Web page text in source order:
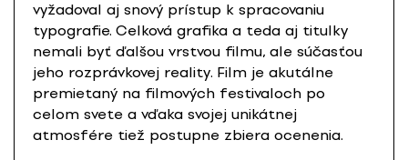
vyžadoval aj snový prístup k spracovaniu
typografie. Celková grafika a teda aj titulky
nemali byť ďalšou vrstvou filmu, ale súčasťou
jeho rozprávkovej reality. Film je akutálne
premietaný na filmových festivaloch po
celom svete a vďaka svojej unikátnej
atmosfére tiež postupne zbiera ocenenia.